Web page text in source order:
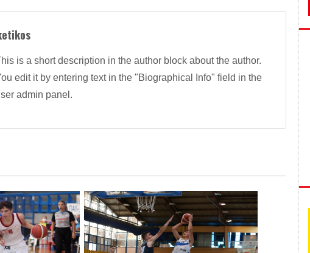
is a short description in the author block about the author.
edit it by entering text in the "Biographical Info" field in the
admin panel.